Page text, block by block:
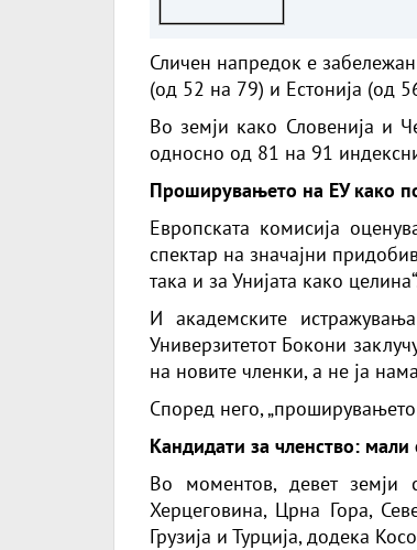
Сличен напредок е
(од 52 на 79) и Естонија (од
Во земји како Словенија и
односно од 81 на 91
Проширувањето на ЕУ како
Европската комисија
спектар на значајни
така и за Унијата како
И академските
Универзитетот Бокони
на новите членки, а не ја
Според него,
Кандидати за членство:
Во моментов, девет
Херцеговина, Црна Гора,
Грузија и Турција, додека